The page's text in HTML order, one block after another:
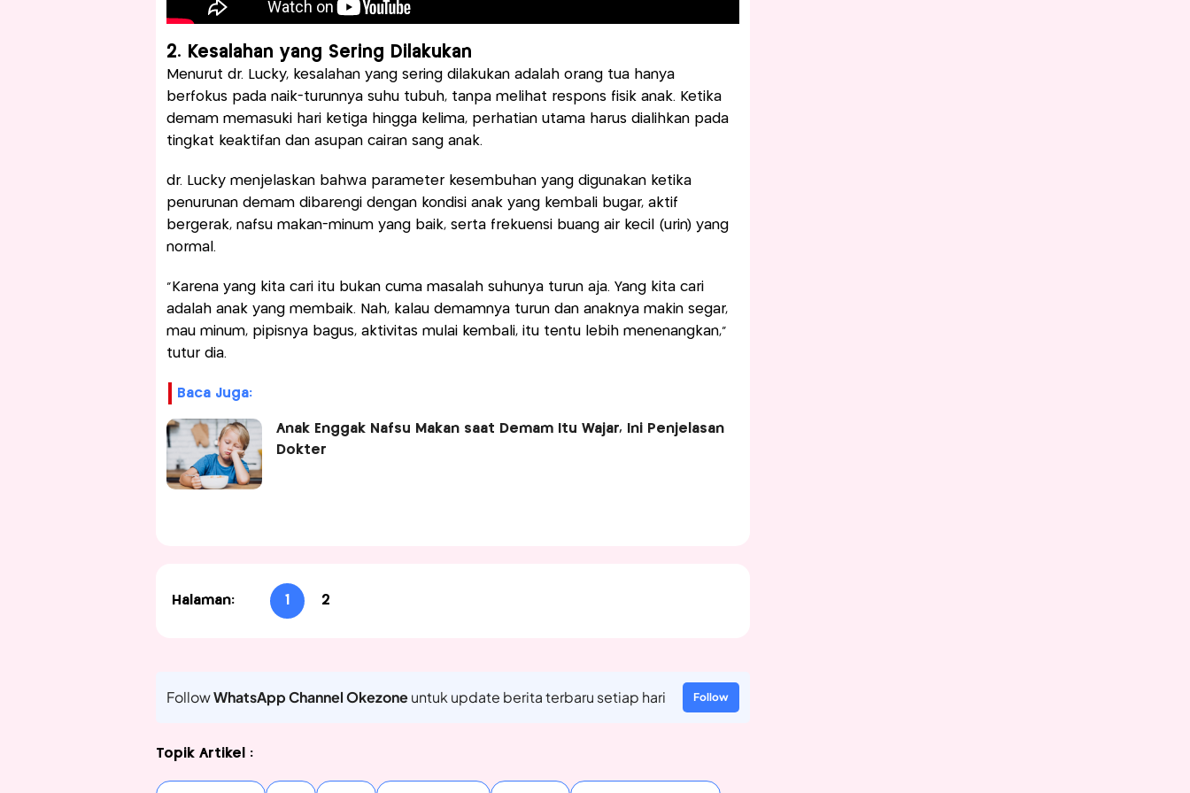
2. Kesalahan yang Sering Dilakukan
Menurut dr. Lucky, kesalahan yang sering dilakukan adalah orang tua hanya
berfokus pada naik-turunnya suhu tubuh, tanpa melihat respons fisik anak. Ketika
demam memasuki hari ketiga hingga kelima, perhatian utama harus dialihkan pada
tingkat keaktifan dan asupan cairan sang anak.
dr. Lucky menjelaskan bahwa parameter kesembuhan yang digunakan ketika
penurunan demam dibarengi dengan kondisi anak yang kembali bugar, aktif
bergerak, nafsu makan-minum yang baik, serta frekuensi buang air kecil (urin) yang
normal.
"Karena yang kita cari itu bukan cuma masalah suhunya turun aja. Yang kita cari
adalah anak yang membaik. Nah, kalau demamnya turun dan anaknya makin segar,
mau minum, pipisnya bagus, aktivitas mulai kembali, itu tentu lebih menenangkan,"
tutur dia.
Baca Juga:
Anak Enggak Nafsu Makan saat Demam Itu Wajar, Ini Penjelasan
Dokter
Halaman: 1 2
FollowWhatsApp Channel Okezoneuntuk update berita terbaru setiap hari Follow
Topik Artikel :